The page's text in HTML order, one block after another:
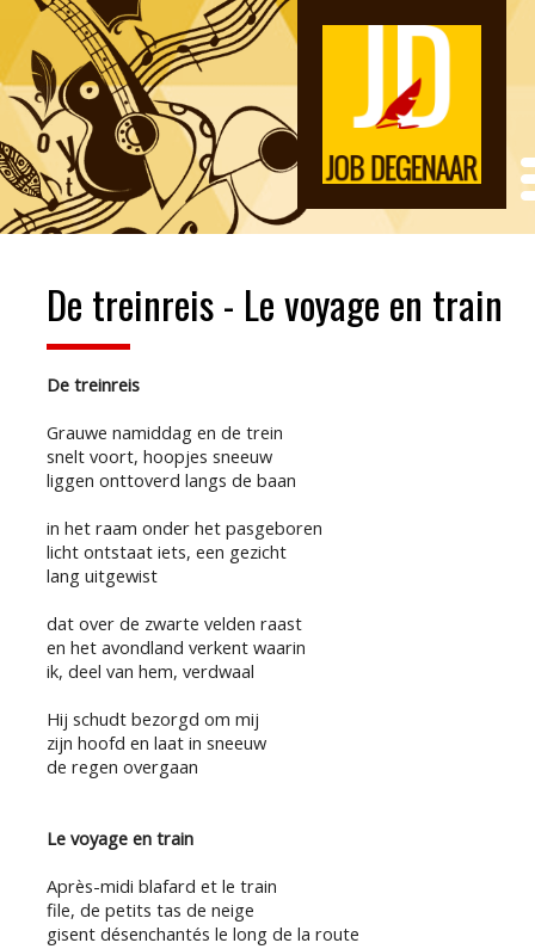
De treinreis - Le voyage en train
De treinreis
Grauwe namiddag en de trein
snelt voort, hoopjes sneeuw
liggen onttoverd langs de baan
in het raam onder het pasgeboren
licht ontstaat iets, een gezicht
lang uitgewist
dat over de zwarte velden raast
en het avondland verkent waarin
ik, deel van hem, verdwaal
Hij schudt bezorgd om mij
zijn hoofd en laat in sneeuw
de regen overgaan
Le voyage en train
Après-midi blafard et le train
file, de petits tas de neige
gisent désenchantés le long de la route